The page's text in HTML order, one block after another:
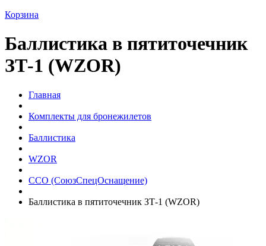
Корзина
Баллистика в пятиточечник
ЗТ-1 (WZOR)
Главная
Комплекты для бронежилетов
Баллистика
WZOR
ССО (СоюзСпецОснащение)
Баллистика в пятиточечник ЗТ-1 (WZOR)